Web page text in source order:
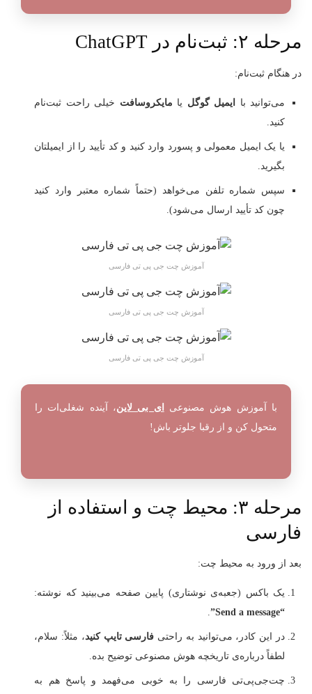
مرحله ۲: ثبت‌نام در ChatGPT
در هنگام ثبت‌نام:
می‌توانید با ایمیل گوگل یا مایکروسافت خیلی راحت ثبت‌نام
کنید.
یا یک ایمیل معمولی و پسورد وارد کنید و کد تأیید را از ایمیلتان
بگیرید.
سپس شماره تلفن می‌خواهد (حتماً شماره معتبر وارد کنید
چون کد تأیید ارسال می‌شود).
آموزش چت جی پی تی فارسی
آموزش چت جی پی تی فارسی
آموزش چت جی پی تی فارسی
با آموزش هوش مصنوعی ای بی لاین، آینده شغلی‌ات را
متحول کن و از رقبا جلوتر باش!
مرحله ۳: محیط چت و استفاده از
فارسی
بعد از ورود به محیط چت:
یک باکس (جعبه‌ی نوشتاری) پایین صفحه می‌بینید که نوشته:
“Send a message”
.
در این کادر، می‌توانید به راحتی فارسی تایپ کنید، مثلاً: سلام،
لطفاً درباره‌ی تاریخچه هوش مصنوعی توضیح بده.
چت‌جی‌پی‌تی فارسی را به خوبی می‌فهمد و پاسخ هم به